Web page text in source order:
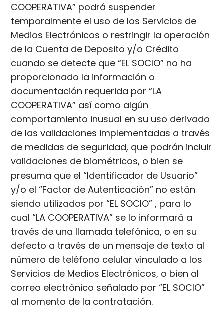
COOPERATIVA” podrá suspender
temporalmente el uso de los Servicios de
Medios Electrónicos o restringir la operación
de la Cuenta de Deposito y/o Crédito
cuando se detecte que “EL SOCIO” no ha
proporcionado la información o
documentación requerida por “LA
COOPERATIVA” así como algún
comportamiento inusual en su uso derivado
de las validaciones implementadas a través
de medidas de seguridad, que podrán incluir
validaciones de biométricos, o bien se
presuma que el “Identificador de Usuario”
y/o el “Factor de Autenticación” no están
siendo utilizados por “EL SOCIO” , para lo
cual “LA COOPERATIVA” se lo informará a
través de una llamada telefónica, o en su
defecto a través de un mensaje de texto al
número de teléfono celular vinculado a los
Servicios de Medios Electrónicos, o bien al
correo electrónico señalado por “EL SOCIO”
al momento de la contratación.